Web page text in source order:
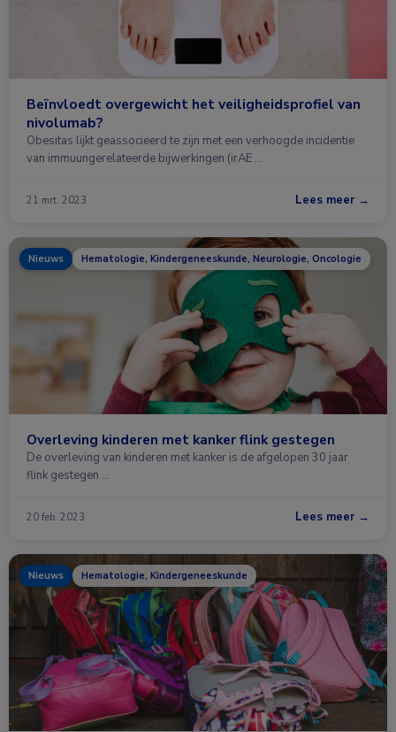
Beïnvloedt overgewicht het veiligheidsprofiel van
nivolumab?
Obesitas lijkt geassocieerd te zijn met een verhoogde incidentie
van immuungerelateerde bijwerkingen (irAE …
21 mrt. 2023 Lees meer →
Nieuws Hematologie, Kindergeneeskunde, Neurologie, Oncologie
Overleving kinderen met kanker flink gestegen
De overleving van kinderen met kanker is de afgelopen 30 jaar
flink gestegen …
20 feb. 2023 Lees meer →
Nieuws Hematologie, Kindergeneeskunde